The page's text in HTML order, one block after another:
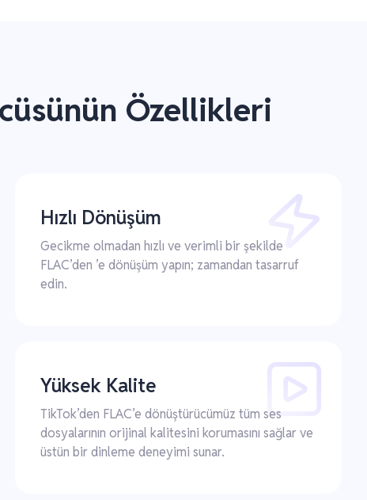
Özellikleri
Hızlı Dönüşüm
Gecikme olmadan hızlı ve verimli bir şekilde
FLAC’den ’e dönüşüm yapın; zamandan tasarruf
edin.
Yüksek Kalite
TikTok’den FLAC’e dönüştürücümüz tüm ses
dosyalarının orijinal kalitesini korumasını sağlar ve
üstün bir dinleme deneyimi sunar.